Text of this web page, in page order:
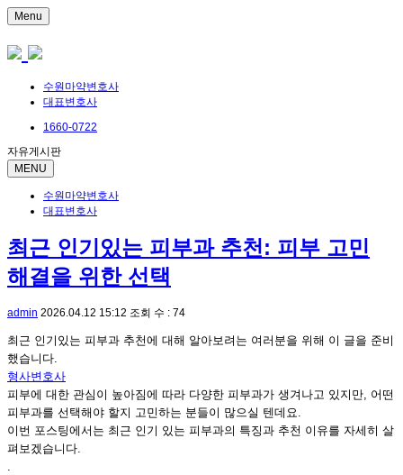
Menu
수원마약변호사
대표변호사
1660-0722
자유게시판
MENU
수원마약변호사
대표변호사
최근 인기있는 피부과 추천: 피부 고민
해결을 위한 선택
admin 2026.04.12 15:12 조회 수 : 74
최근 인기있는 피부과 추천에 대해 알아보려는 여러분을 위해 이 글을 준비
했습니다.
형사변호사
피부에 대한 관심이 높아짐에 따라 다양한 피부과가 생겨나고 있지만, 어떤
피부과를 선택해야 할지 고민하는 분들이 많으실 텐데요.
이번 포스팅에서는 최근 인기 있는 피부과의 특징과 추천 이유를 자세히 살
펴보겠습니다.
.